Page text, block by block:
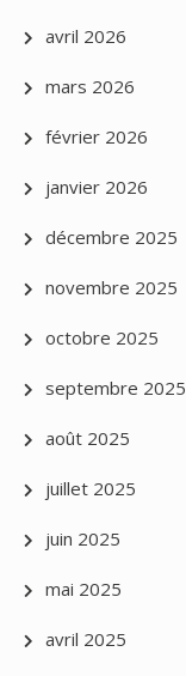
avril 2026
mars 2026
février 2026
janvier 2026
décembre 2025
novembre 2025
octobre 2025
septembre 2025
août 2025
juillet 2025
juin 2025
mai 2025
avril 2025